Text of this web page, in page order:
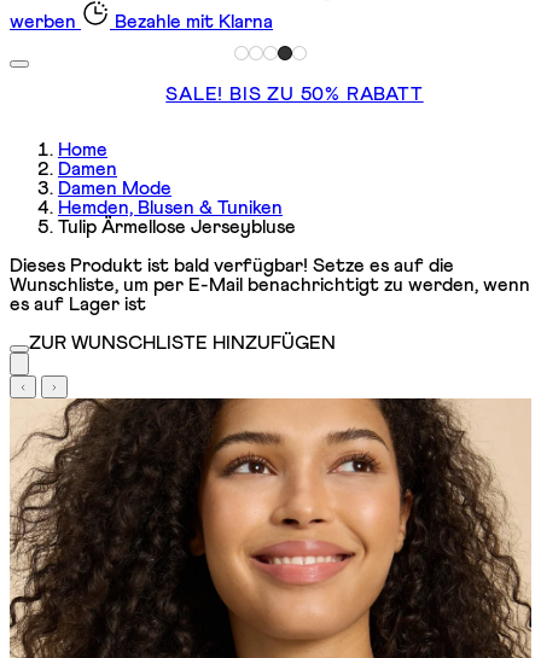
werben
Bezahle mit Klarna
SALE! BIS ZU 50% RABATT
Home
Damen
Damen Mode
Hemden, Blusen & Tuniken
Tulip Ärmellose Jerseybluse
Dieses Produkt ist bald verfügbar! Setze es auf die
Wunschliste, um per E-Mail benachrichtigt zu werden, wenn
es auf Lager ist
ZUR WUNSCHLISTE HINZUFÜGEN